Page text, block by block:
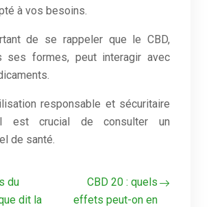
à vos besoins.
de se rappeler que le CBD,
ses formes, peut interagir avec
responsable et sécuritaire
est crucial de consulter un
de santé.
du
dit la
CBD 20 : quels
effets peut-on en